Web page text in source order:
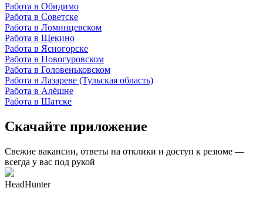
Работа в Обидимо
Работа в Советске
Работа в Ломинцевском
Работа в Щекино
Работа в Ясногорске
Работа в Новогуровском
Работа в Головеньковском
Работа в Лазареве (Тульская область)
Работа в Алёшне
Работа в Шатске
Скачайте приложение
Свежие вакансии, ответы на отклики и доступ к резюме —
всегда у вас под рукой
HeadHunter